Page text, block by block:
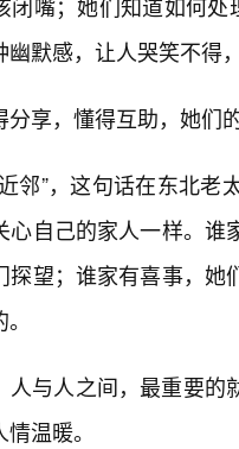
闭嘴；她们知道如何
幽默感，让人哭笑不得
分享，懂得互助，她们
邻”，这句话在东北
心自己的家人一样。
探望；谁家有喜事，
人与人之间，最重要的
温暖。